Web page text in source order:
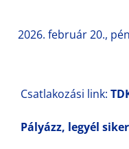
február 20.,
Csatlakozási link:
Pályázz, legyél